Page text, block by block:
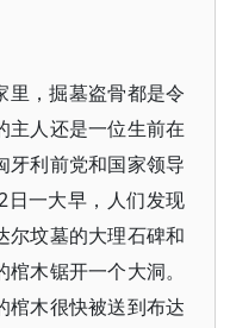
里，掘墓盗骨都是令
主人还是一位生前在
牙利前党和国家领导
日一大早，人们发现
尔坟墓的大理石碑和
木锯开一个大洞。
棺木很快被送到布达